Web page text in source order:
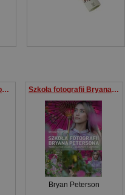
Fotografia portretowa bez tajemnic Jak robić świetne portrety każdym aparatem Szkoła fotografii Bryana Petersona Twórz lepsze zdjęcia – warsztaty z mistrzem
Bryan Peterson